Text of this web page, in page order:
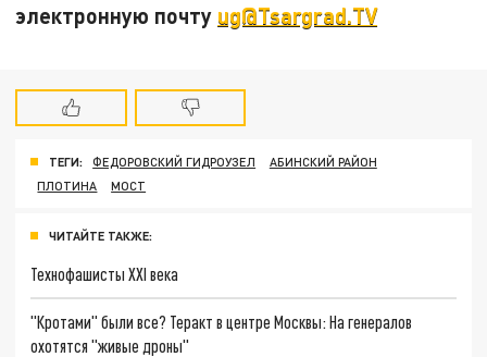
электронную почту ug@Tsargrad.TV
ТЕГИ: ФЕДОРОВСКИЙ ГИДРОУЗЕЛ
АБИНСКИЙ РАЙОН
ПЛОТИНА
МОСТ
ЧИТАЙТЕ ТАКЖЕ:
Технофашисты XXI века
"Кротами" были все? Теракт в центре Москвы: На генералов
охотятся "живые дроны"